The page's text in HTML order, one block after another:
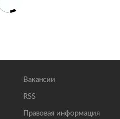
Вакансии
RSS
Правовая информация